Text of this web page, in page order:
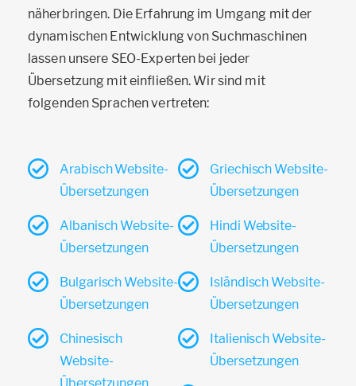
näherbringen. Die Erfahrung im Umgang mit der
dynamischen Entwicklung von Suchmaschinen
lassen unsere SEO-Experten bei jeder
Übersetzung mit einfließen. Wir sind mit
folgenden Sprachen vertreten:
Arabisch Website-
Übersetzungen
Albanisch Website-
Übersetzungen
Bulgarisch Website-
Übersetzungen
Chinesisch
Website-
Übersetzungen
Griechisch Website-
Übersetzungen
Hindi Website-
Übersetzungen
Isländisch Website-
Übersetzungen
Italienisch Website-
Übersetzungen